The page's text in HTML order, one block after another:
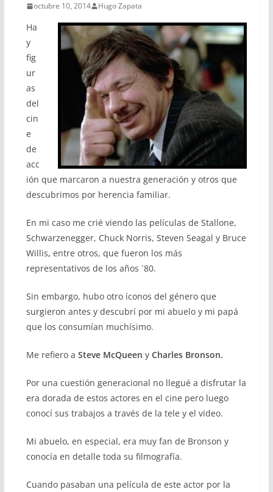
octubre 10, 2014 Hugo Zapata
Ha
y
fig
ur
as
del
cin
e
de
acc
ión que marcaron a nuestra generación y otros que
descubrimos por herencia familiar.
En mi caso me crié viendo las películas de Stallone,
Schwarzenegger, Chuck Norris, Steven Seagal y Bruce
Willis, entre otros, que fueron los más
representativos de los años ´80.
Sin embargo, hubo otro íconos del género que
surgieron antes y descubrí por mi abuelo y mi papá
que los consumían muchísimo.
Me refiero a Steve McQueen y Charles Bronson.
Por una cuestión generacional no llegué a disfrutar la
era dorada de estos actores en el cine pero luego
conocí sus trabajos a través de la tele y el video.
Mi abuelo, en especial, era muy fan de Bronson y
conocía en detalle toda su filmografía.
Cuando pasaban una película de este actor por la